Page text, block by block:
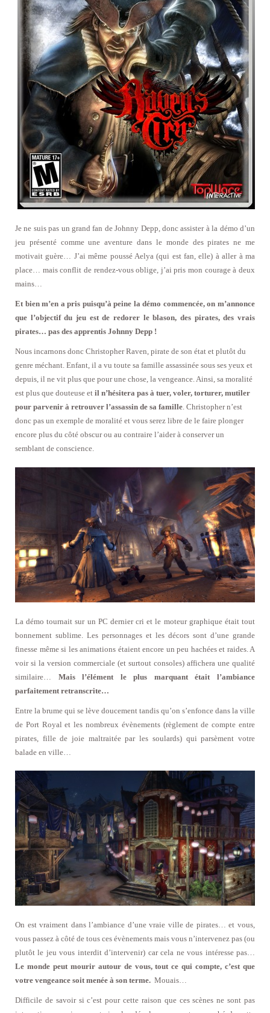
Je ne suis pas un grand fan de Johnny Depp, donc assister à la démo d’un
jeu présenté comme une aventure dans le monde des pirates ne me
motivait guère… J’ai même poussé Aelya (qui est fan, elle) à aller à ma
place… mais conflit de rendez-vous oblige, j’ai pris mon courage à deux
mains…
Et bien m’en a pris puisqu’à peine la démo commencée, on m’annonce
que l’objectif du jeu est de redorer le blason, des pirates, des vrais
pirates… pas des apprentis Johnny Depp !
Nous incarnons donc Christopher Raven, pirate de son état et plutôt du
genre méchant. Enfant, il a vu toute sa famille assassinée sous ses yeux et
depuis, il ne vit plus que pour une chose, la vengeance. Ainsi, sa moralité
est plus que douteuse et il n’hésitera pas à tuer, voler, torturer, mutiler
pour parvenir à retrouver l’assassin de sa famille. Christopher n’est
donc pas un exemple de moralité et vous serez libre de le faire plonger
encore plus du côté obscur ou au contraire l’aider à conserver un
semblant de conscience.
La démo tournait sur un PC dernier cri et le moteur graphique était tout
bonnement sublime. Les personnages et les décors sont d’une grande
finesse même si les animations étaient encore un peu hachées et raides. A
voir si la version commerciale (et surtout consoles) affichera une qualité
similaire… Mais l’élément le plus marquant était l’ambiance
parfaitement retranscrite…
Entre la brume qui se lève doucement tandis qu’on s’enfonce dans la ville
de Port Royal et les nombreux évènements (règlement de compte entre
pirates, fille de joie maltraitée par les soulards) qui parsèment votre
balade en ville…
On est vraiment dans l’ambiance d’une vraie ville de pirates… et vous,
vous passez à côté de tous ces évènements mais vous n’intervenez pas (ou
plutôt le jeu vous interdit d’intervenir) car cela ne vous intéresse pas…
Le monde peut mourir autour de vous, tout ce qui compte, c’est que
votre vengeance soit menée à son terme. Mouais…
Difficile de savoir si c’est pour cette raison que ces scènes ne sont pas